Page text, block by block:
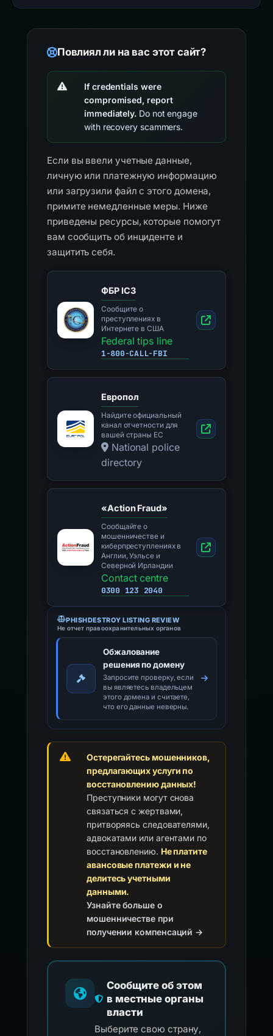
Повлиял ли на вас этот сайт?
If credentials were
compromised, report
immediately. Do not engage
with recovery scammers.
Если вы ввели учетные данные,
личную или платежную информацию
или загрузили файл с этого домена,
примите немедленные меры. Ниже
приведены ресурсы, которые помогут
вам сообщить об инциденте и
защитить себя.
ФБР IC3
Сообщите о
преступлениях в
Интернете в США
Federal tips line
1-800-CALL-FBI
Европол
Найдите официальный
канал отчетности для
вашей страны ЕС
National police
directory
«Action Fraud»
Сообщайте о
мошенничестве и
киберпреступлениях в
Англии, Уэльсе и
Северной Ирландии
Contact centre
0300 123 2040
PHISHDESTROY LISTING REVIEW
Не отчет правоохранительных органов
Обжалование
решения по домену
Запросите проверку, если
вы являетесь владельцем
этого домена и считаете,
что его данные неверны.
Остерегайтесь мошенников,
предлагающих услуги по
восстановлению данных!
Преступники могут снова
связаться с жертвами,
притворяясь следователями,
адвокатами или агентами по
восстановлению. Не платите
авансовые платежи и не
делитесь учетными
данными.
Узнайте больше о
мошенничестве при
получении компенсаций →
Сообщите об этом
в местные органы
власти
Выберите свою страну,